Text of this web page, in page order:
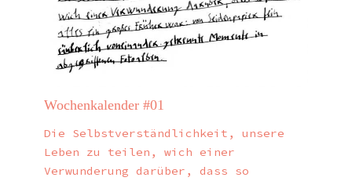
Wochenkalender #01
Die Selbstverständlichkeit, unsere
Leben zu teilen, wich einer
Verwunderung darüber, dass so